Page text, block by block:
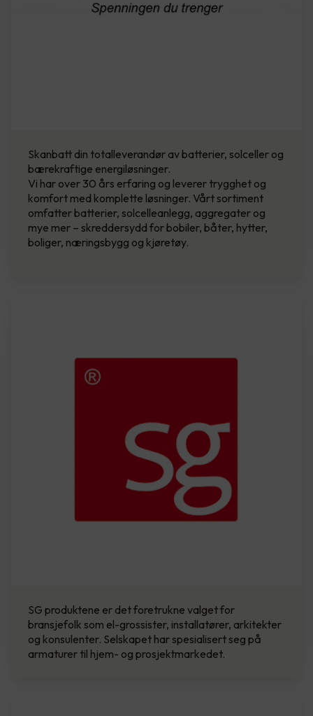
Skanbatt din totalleverandør av batterier, solceller og
bærekraftige energiløsninger.
Vi har over 30 års erfaring og leverer trygghet og
komfort med komplette løsninger. Vårt sortiment
omfatter batterier, solcelleanlegg, aggregater og
mye mer – skreddersydd for bobiler, båter, hytter,
boliger, næringsbygg og kjøretøy.
SG produktene er det foretrukne valget for
bransjefolk som el-grossister, installatører, arkitekter
og konsulenter. Selskapet har spesialisert seg på
armaturer til hjem- og prosjektmarkedet.